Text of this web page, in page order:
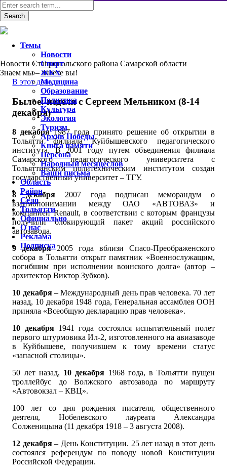
Новости Ставропольского района Самарской области
Знаем мы – знаете вы!
В этот день
Былое: неделя с Сергеем Мельником (8-14
декабря)
8 декабря1987 года принято решение об открытии в
Тольятти филиала Куйбышевского педагогического
института. В 2001 году путем объединения филиала
Самарского педагогического университета с
Тольяттинским политехническим институтом создан
государственный университет – ТГУ.
8 декабря 2007 года подписан меморандум о
взаимопонимании между ОАО «АВТОВАЗ» и
компанией Renault, в соответствии с которым французы
получили блокирующий пакет акций российского
автозавода.
9 декабря2005 года вблизи Спасо-Преображенского
собора в Тольятти открыт памятник «Военнослужащим,
погибшим при исполнении воинского долга» (автор –
архитектор Виктор Зубков).
10 декабря– Международный день прав человека. 70 лет
назад, 10 декабря 1948 года, Генеральная ассамблея ООН
приняла «Всеобщую декларацию прав человека».
10 декабря1941 года состоялся испытательный полет
первого штурмовика Ил-2, изготовленного на авиазаводе
в Куйбышеве, получившем к тому времени статус
«запасной столицы».
50 лет назад, 10 декабря 1968 года, в Тольятти пущен
троллейбус до Волжского автозавода по маршруту
«Автовокзал – КВЦ».
100 лет со дня рождения писателя, общественного
деятеля, Нобелевского лауреата Александра
Солженицына (11 декабря 1918 – 3 августа 2008).
12 декабря– День Конституции. 25 лет назад в этот день
состоялся референдум по поводу новой Конституции
Российской Федерации.
Темы
Новости
Спорт
ЖКХ
Медицина
Образование
Политика
Культура
Экология
Туризм
Архив Победы
Книга памяти
Персона
Народный месяцеслов
Ваши письма
Область
Район
Село
Тольятти
Официально
О нас
Реклама
Подписка